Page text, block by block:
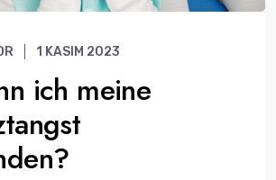
1 KASIM 2023
ich meine